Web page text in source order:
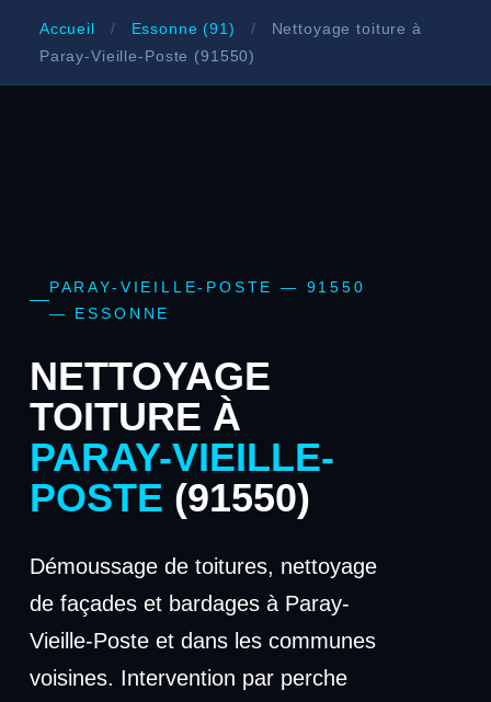
Accueil / Essonne (91) /
Nettoyage toiture à
Paray-Vieille-Poste (91550)
PARAY-VIEILLE-POSTE — 91550
— ESSONNE
NETTOYAGE
TOITURE À
PARAY-VIEILLE-
POSTE (91550)
Démoussage de toitures, nettoyage
de façades et bardages à Paray-
Vieille-Poste et dans les communes
voisines. Intervention par perche